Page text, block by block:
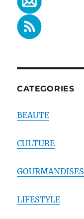
CATEGORIES
BEAUTE
CULTURE
GOURMANDISES
LIFESTYLE